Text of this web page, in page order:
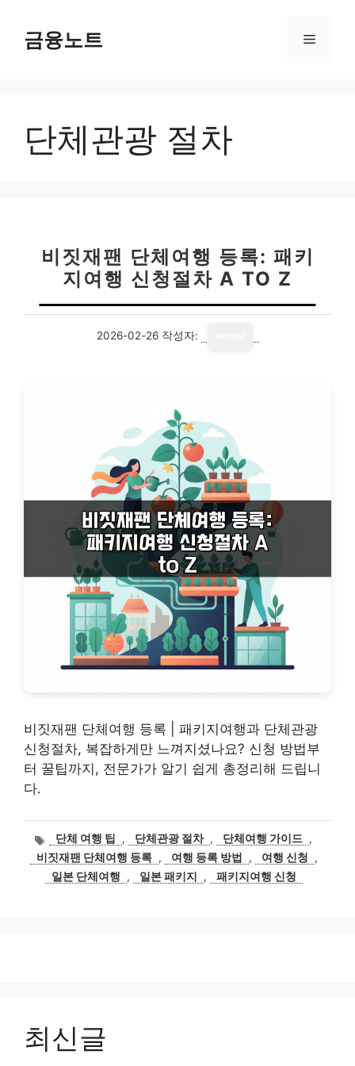
금융노트 메
단체관광 절차
비짓재팬 단체여행 등록: 패키
지여행 신청절차 A TO Z
2026-02-26 작성자:
비짓재팬 단체여행 등록 | 패키지여행과 단체관광
신청절차, 복잡하게만 느껴지셨나요? 신청 방법부
터 꿀팁까지, 전문가가 알기 쉽게 총정리해 드립니
다.
태
그
단체 여행 팁 , 단체관광 절차 , 단체여행 가이드 ,
비짓재팬 단체여행 등록 , 여행 등록 방법 , 여행 신청
,
일본 단체여행
, 일본 패키지 , 패키지여행 신청
최신글